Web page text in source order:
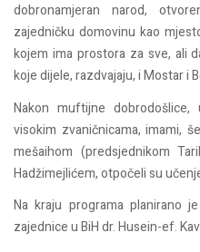
dobronamjeran narod,
zajedničku domovinu kao
kojem ima prostora za sve, ali
koje dijele, razdvajaju, i Mostar i
Nakon muftijne dobrodošlice,
visokim zvaničnicama, imami,
mešaihom (predsjednikom
Hadžimejlićem, otpočeli su
Na kraju programa planirano
zajednice u BiH dr. Husein-ef.